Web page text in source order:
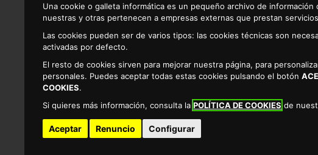
Una cookie o galleta informática es un pequeño archivo de
nuestras y otras pertenecen a empresas externas que prestan
Las cookies pueden ser de varios tipos: las cookies técnicas son
activadas por defecto.
El resto de cookies sirven para mejorar nuestra página, para
personales. Puedes aceptar todas estas cookies pulsando el botón
COOKIES.
Si quieres más información, consulta laPOLÍTICA DE COOKIES de
Aceptar Renuncio Configurar
Alimentacion Cereales Para toda la familia
COMPRAR PRODUCTOS DE PARA
SUPERMERCADO ONLINE DE PARA TODA LA FAMILIA
Listado de productos de para toda la familia que podrá comprar de forma
Resultados
por página: